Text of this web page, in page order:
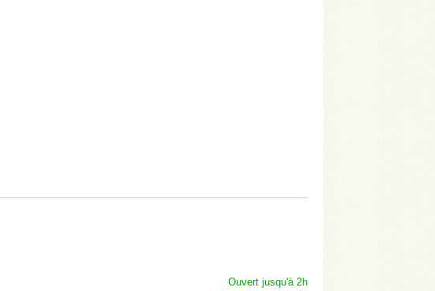
Ouvert jusqu'à 2h